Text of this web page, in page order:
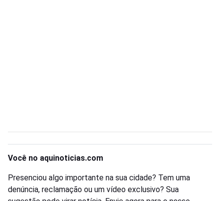
Você no aquinoticias.com
Presenciou algo importante na sua cidade? Tem uma
denúncia, reclamação ou um vídeo exclusivo? Sua